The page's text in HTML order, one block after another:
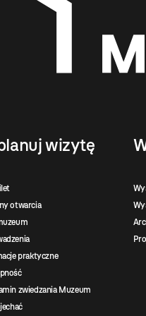
wizytę
otwarcia
praktyczne
zwiedzania Muzeum